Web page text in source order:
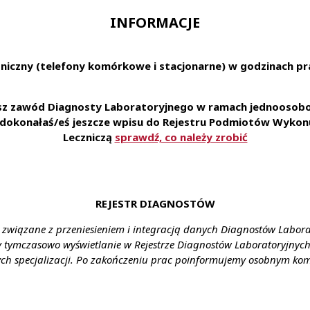
INFORMACJE
(telefony komórkowe i stacjonarne) w godzinach
zawód Diagnosty Laboratoryjnego w ramach
eś jeszcze wpisu do Rejestru Podmiotów
Leczniczą sprawdź, co należy zrobić
REJESTR DIAGNOSTÓW
z przeniesieniem i integracją danych Diagnostów
tymczasowo wyświetlanie w Rejestrze Diagnostów
specjalizacji. Po zakończeniu prac poinformujemy osobnym
na podstawie umowy o pracę w organizacji o
• Pracę z wykorzystaniem najnowszych
doskonalenia swoich umiejętności i
specjalizacji; • Dofinansowanie do prywatnej opieki
Ciebie i Twojej Rodziny; • Upominek z okazji urodzin; •
i wiele innych); • Dostęp do Zakładowego Funduszu
na życie; • Dostęp do platformy umożliwiającej
wybierasz dla siebie benefity w ramach
dzięki któremu możesz otrzymać nagrodę finansową; •
form/7dc5df8f16bc441992a8f788720edada
Poznań, ulica: Zgoda 28A;
wykształcenie wyższe kierunkowe; czynne prawo